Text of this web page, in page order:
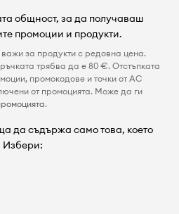
общност, за да получаваш
промоции и продукти.
за продукти с редовна цена.
трябва да е 80 €. Отстъпката
промокодове и точки от AC
от промоцията. Може да ги
.
да съдържа само това, което
Избери: